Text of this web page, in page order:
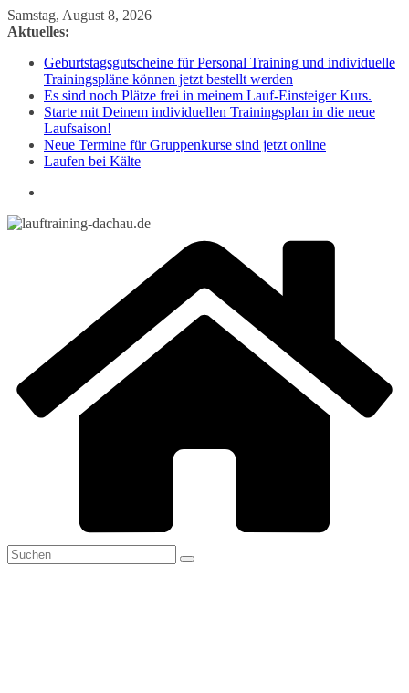
Zum
Inhalt
Samstag, August 8, 2026
Aktuelles:
Geburtstagsgutscheine für Personal Training und individuelle
Trainingspläne können jetzt bestellt werden
Es sind noch Plätze frei in meinem Lauf-Einsteiger Kurs.
Starte mit Deinem individuellen Trainingsplan in die neue
Laufsaison!
Neue Termine für Gruppenkurse sind jetzt online
Laufen bei Kälte